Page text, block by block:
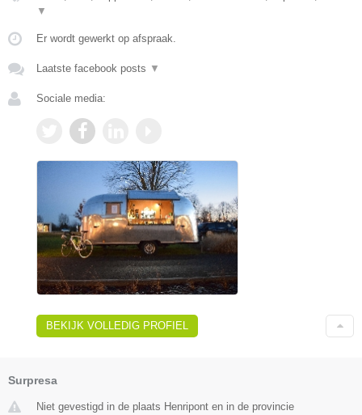
▼
Er wordt gewerkt op afspraak.
Laatste facebook posts ▼
Sociale media:
BEKIJK VOLLEDIG PROFIEL
Surpresa
Niet gevestigd in de plaats Henripont en in de provincie